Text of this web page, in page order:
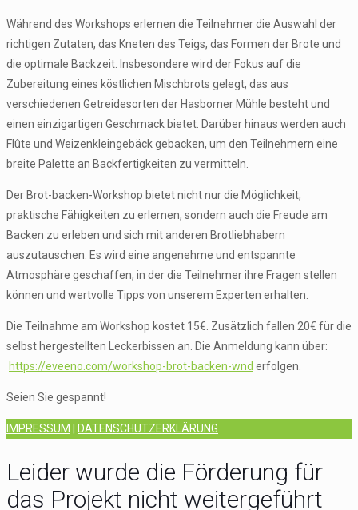
Während des Workshops erlernen die Teilnehmer die Auswahl der
richtigen Zutaten, das Kneten des Teigs, das Formen der Brote und
die optimale Backzeit. Insbesondere wird der Fokus auf die
Zubereitung eines köstlichen Mischbrots gelegt, das aus
verschiedenen Getreidesorten der Hasborner Mühle besteht und
einen einzigartigen Geschmack bietet. Darüber hinaus werden auch
Flûte und Weizenkleingebäck gebacken, um den Teilnehmern eine
breite Palette an Backfertigkeiten zu vermitteln.
Der Brot-backen-Workshop bietet nicht nur die Möglichkeit,
praktische Fähigkeiten zu erlernen, sondern auch die Freude am
Backen zu erleben und sich mit anderen Brotliebhabern
auszutauschen. Es wird eine angenehme und entspannte
Atmosphäre geschaffen, in der die Teilnehmer ihre Fragen stellen
können und wertvolle Tipps von unserem Experten erhalten.
Die Teilnahme am Workshop kostet 15€. Zusätzlich fallen 20€ für die
selbst hergestellten Leckerbissen an. Die Anmeldung kann über:
https://eveeno.com/workshop-brot-backen-wnd erfolgen.
Seien Sie gespannt!
IMPRESSUM DATENSCHUTZERKLÄRUNG
Leider wurde die Förderung für
das Projekt nicht weitergeführt